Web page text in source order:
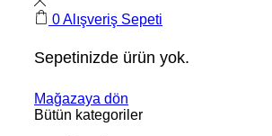
0Alışveriş Sepeti
Sepetinizde ürün yok.
Mağazaya dön
Bütün kategoriler